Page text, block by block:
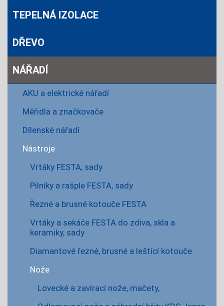
TEPELNÁ IZOLACE
DŘEVO
NÁŘADÍ
AKU a elektrické nářadí
Měřidla a značkovače
Dílenské nářadí
Nástroje
Vrtáky FESTA, sady
Pilníky a rašple FESTA, sady
Řezné a brusné kotouče FESTA
Vrtáky a sekáče FESTA do zdiva, skla a
keramiky, sady
Diamantové řezné, brusné a leštící kotouče
Nože
Lovecké a zavírací nože, mačety,